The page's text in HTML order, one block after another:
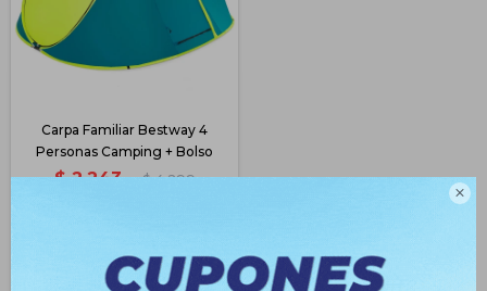

Carpa Familiar Bestway 4
Personas Camping + Bolso
$ 2.243 $ 4.299
$ 1.907